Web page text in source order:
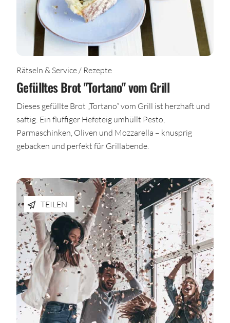
Rätseln & Service / Rezepte
Gefülltes Brot "Tortano" vom Grill
Dieses gefüllte Brot „Tortano“ vom Grill ist herzhaft und
saftig: Ein fluffiger Hefeteig umhüllt Pesto,
Parmaschinken, Oliven und Mozzarella – knusprig
gebacken und perfekt für Grillabende.
TEILEN